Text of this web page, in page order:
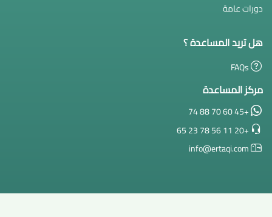
دورات عامة
هل تريد المساعدة ؟
مركز المساعدة
+45 60 70 88 74
+20 11 56 78 23 65
info@ertaqi.com